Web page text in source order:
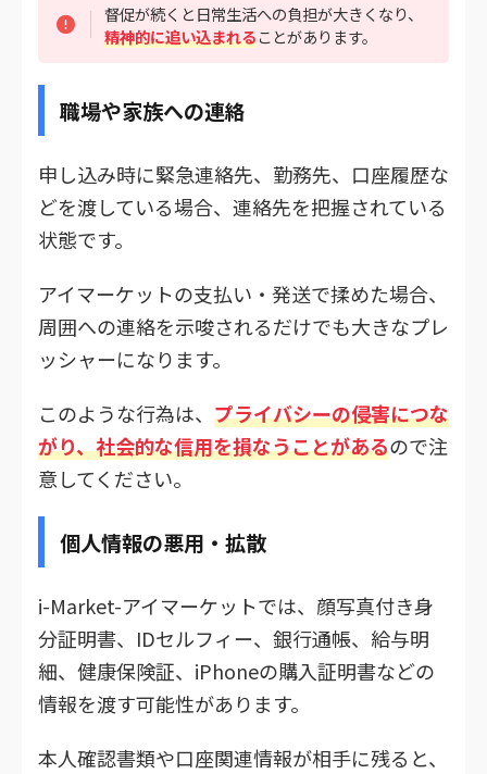
督促が続くと日常生活への負担が大きくなり、
精神的に追い込まれることがあります。
職場や家族への連絡
申し込み時に緊急連絡先、勤務先、口座履歴な
どを渡している場合、連絡先を把握されている
状態です。
アイマーケットの支払い・発送で揉めた場合、
周囲への連絡を示唆されるだけでも大きなプレ
ッシャーになります。
このような行為は、 プライバシーの侵害につな
がり、社会的な信用を損なうことがあるので注
意してください。
個人情報の悪用・拡散
i-Market-アイマーケットでは、顔写真付き身
分証明書、IDセルフィー、銀行通帳、給与明
細、健康保険証、iPhoneの購入証明書などの
情報を渡す可能性があります。
本人確認書類や口座関連情報が相手に残ると、